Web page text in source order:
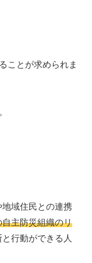
ことが求められま
域住民との連携
自主防災組織のリ
行動ができる人